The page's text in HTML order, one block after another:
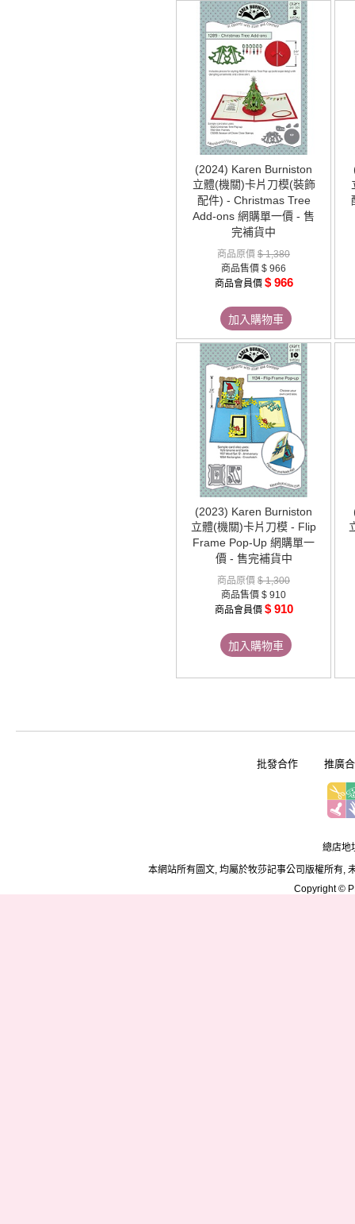
(2024) Karen Burniston
立體(機關)卡片刀模(裝飾
配件) - Christmas Tree
Add-ons 網購單一價 - 售
完補貨中
商品原價 $ 1,380
商品售價 $ 966
商品會員價 $ 966
加入購物車
(2023) Karen Burniston
立體(機關)卡片刀模 - Flip
Frame Pop-Up 網購單一
價 - 售完補貨中
商品原價 $ 1,300
商品售價 $ 910
商品會員價 $ 910
加入購物車
批發合作 推廣
總店地
本網站所有圖文, 均屬於牧莎記事公司版權所有,
Copyright ©